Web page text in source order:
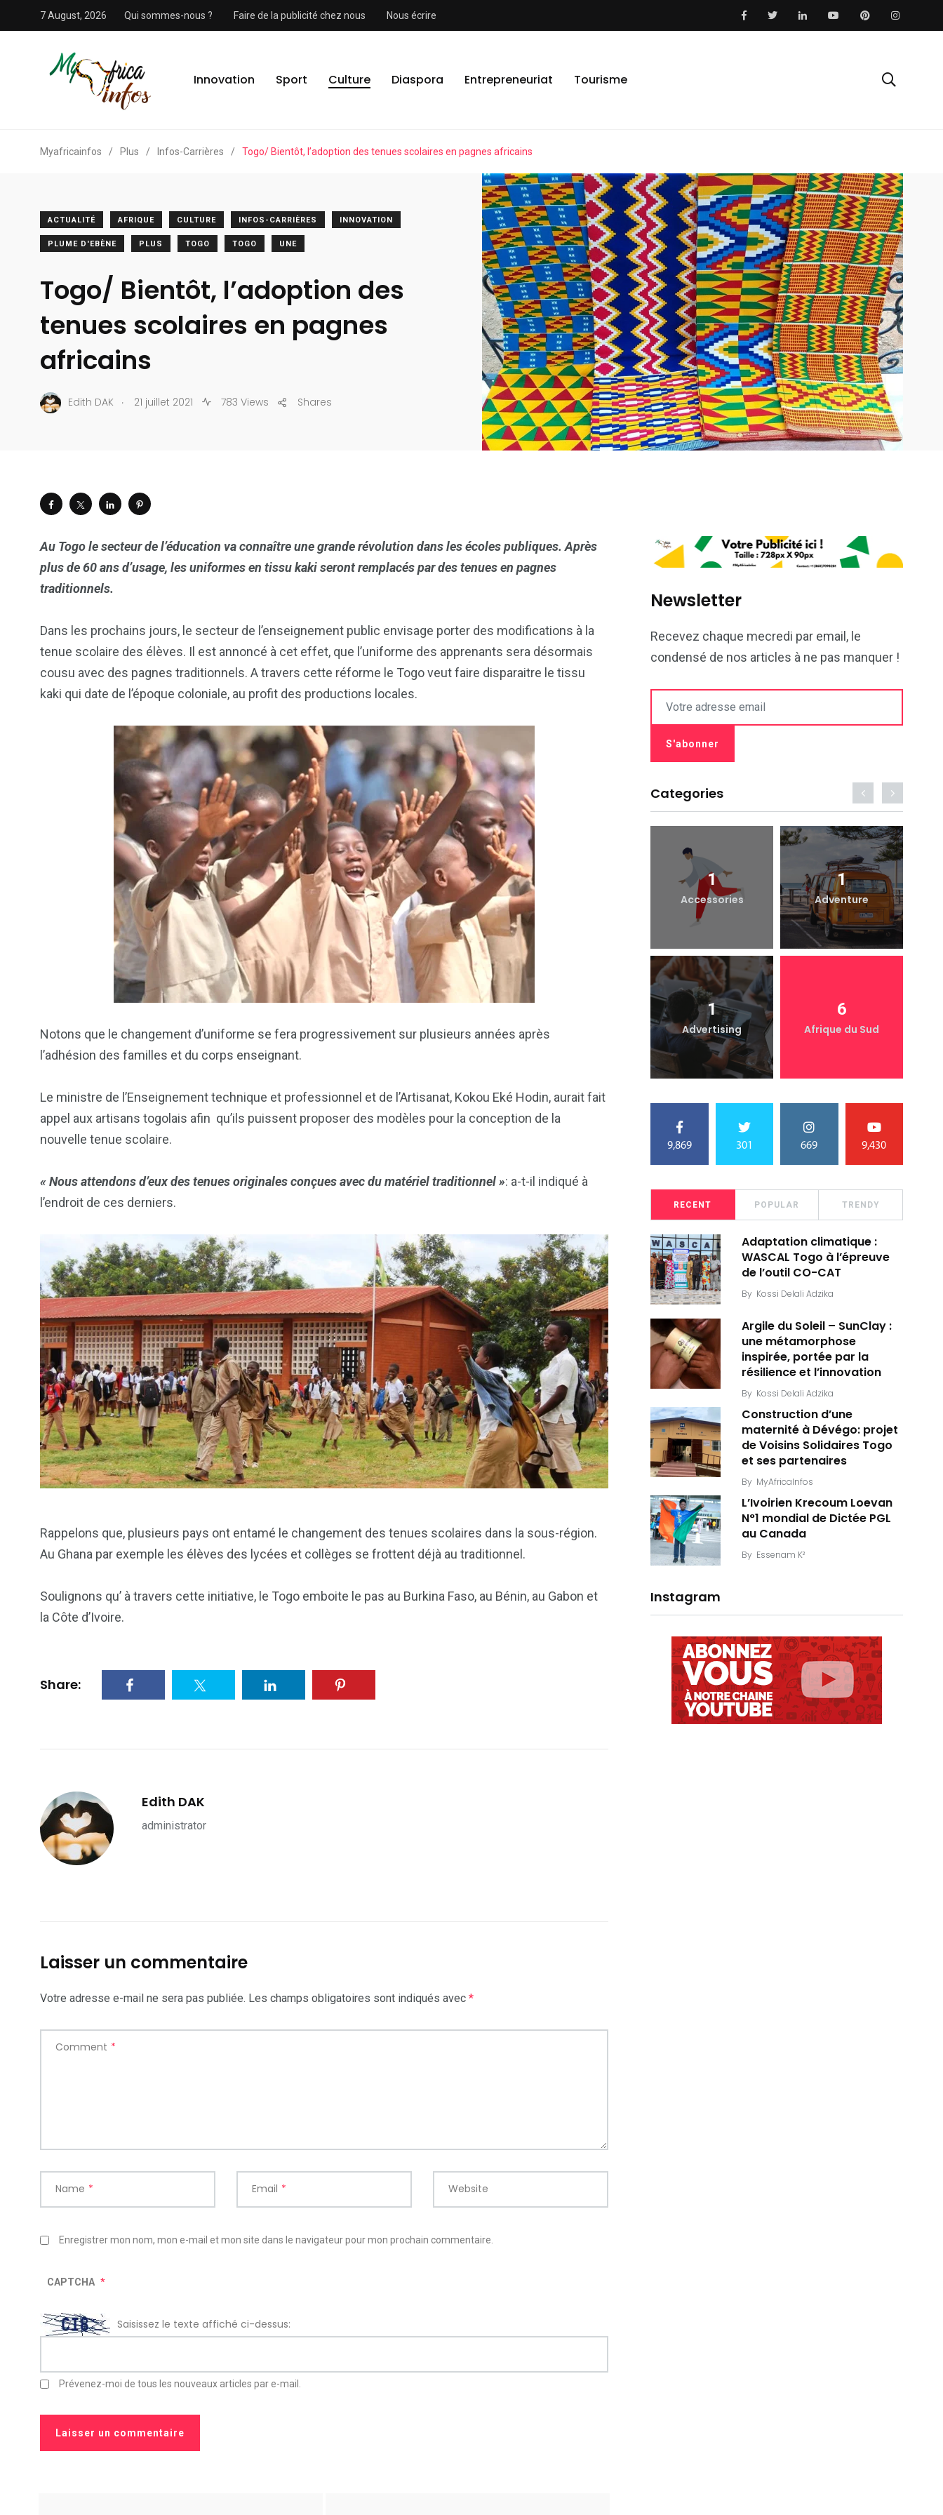
7 August, 2026 Qui sommes-nous ? Faire de la publicité chez nous Nous écrire
Innovation Sport Culture Diaspora Entrepreneuriat Tourisme
Myafricainfos / Plus / Infos-Carrières / Togo/ Bientôt, l’adoption des tenues scolaires en pagnes africains
ACTUALITÉ AFRIQUE CULTURE INFOS-CARRIÈRES INNOVATION
PLUME D'EBÈNE PLUS TOGO TOGO UNE
Togo/ Bientôt, l’adoption des
tenues scolaires en pagnes
africains
Edith DAK . 21 juillet 2021 783 Views Shares
Au Togo le secteur de l’éducation va connaître une grande révolution dans les écoles publiques.Après
plus de 60 ans d’usage, les uniformes en tissu kaki seront remplacés par des tenues en pagnes
traditionnels.
Dans les prochains jours, le secteur de l’enseignement public envisage porter des modifications à la
tenue scolaire des élèves. Il est annoncé à cet effet, que l’uniforme des apprenants sera désormais
cousu avec des pagnes traditionnels. A travers cette réforme le Togo veut faire disparaitre le tissu
kaki qui date de l’époque coloniale, au profit des productions locales.
Notons que le changement d’uniforme se fera progressivement sur plusieurs années après
l’adhésion des familles et du corps enseignant.
Le ministre de l’Enseignement technique et professionnel et de l’Artisanat, Kokou Eké Hodin, aurait fait
appel aux artisans togolais afin qu’ils puissent proposer des modèles pour la conception de la
nouvelle tenue scolaire.
« Nous attendons d’eux des tenues originales conçues avec du matériel traditionnel »: a-t-il indiqué à
l’endroit de ces derniers.
Rappelons que, plusieurs pays ont entamé le changement des tenues scolaires dans la sous-région.
Au Ghana par exemple les élèves des lycées et collèges se frottent déjà au traditionnel.
Soulignons qu’ à travers cette initiative, le Togo emboite le pas au Burkina Faso, au Bénin, au Gabon et
la Côte d’Ivoire.
Share:
Edith DAK
administrator
Laisser un commentaire
Votre adresse e-mail ne sera pas publiée. Les champs obligatoires sont indiqués avec *
Comment *
Name * Email * Website
Enregistrer mon nom, mon e-mail et mon site dans le navigateur pour mon prochain commentaire.
CAPTCHA *
Saisissez le texte affiché ci-dessus:
Prévenez-moi de tous les nouveaux articles par e-mail.
Newsletter
Recevez chaque mecredi par email, le
condensé de nos articles à ne pas manquer !
Categories
1824
Une
1
Wedding
1
wedding
1
Weekend Break
1
Yomadic
7
Zimbabwe
1
Accessories
1
Adventure
1
Advertising
6
Afrique du Sud
9,869 301 669 9,430
RECENT POPULAR TRENDY
Adaptation climatique :
WASCAL Togo à l’épreuve
de l’outil CO-CAT
By Kossi Delali Adzika
Argile du Soleil – SunClay :
une métamorphose
inspirée, portée par la
résilience et l’innovation
By Kossi Delali Adzika
Construction d’une
maternité à Dévégo: projet
de Voisins Solidaires Togo
et ses partenaires
By MyAfricaInfos
L’Ivoirien Krecoum Loevan
N°1 mondial de Dictée PGL
au Canada
By Essenam K²
Instagram